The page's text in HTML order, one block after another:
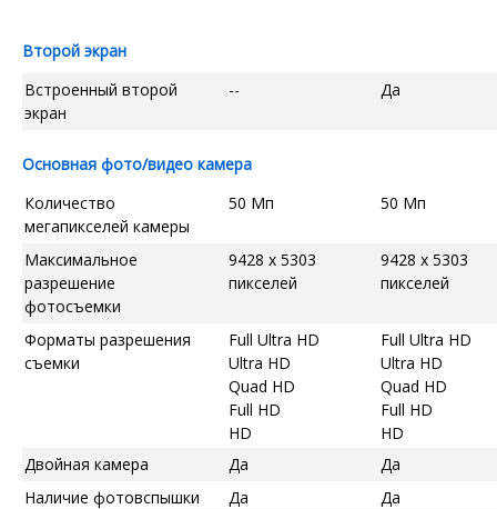
Второй экран
Встроенный второй
экран
-- Да
Основная фото/видео камера
Количество
мегапикселей камеры
50 Мп 50 Мп
Максимальное
разрешение
фотосъемки
9428 x 5303
пикселей
9428 x 5303
пикселей
Форматы разрешения
съемки
Full Ultra HD
Ultra HD
Quad HD
Full HD
HD
Full Ultra HD
Ultra HD
Quad HD
Full HD
HD
Двойная камера
Да
Да
Наличие фотовспышки
Да
Да